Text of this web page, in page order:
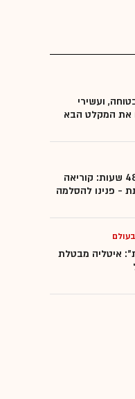
ועשירי
את המקלט הבא
שלוש זירות ב־48 שעות: קוריאה
- פנינו להסלמה
איטליה מבטלת